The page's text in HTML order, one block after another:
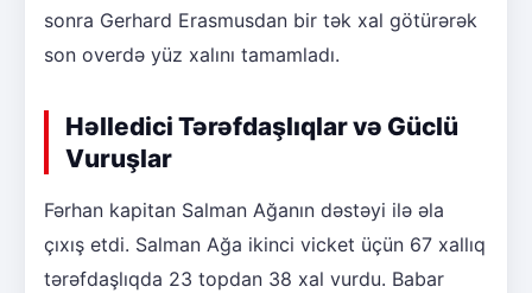
sonra Gerhard Erasmusdan bir tək xal götürərək
son overdə yüz xalını tamamladı.
Həlledici Tərəfdaşlıqlar və Güclü
Vuruşlar
Fərhan kapitan Salman Ağanın dəstəyi ilə əla
çıxış etdi. Salman Ağa ikinci vicket üçün 67 xallıq
tərəfdaşlıqda 23 topdan 38 xal vurdu. Babar